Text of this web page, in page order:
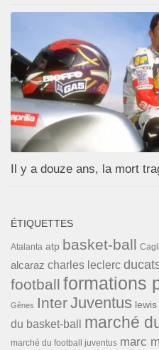
Il y a douze ans, la mort
ÉTIQUETTES
Atalanta atp basket-ball
alcaraz charles leclerc
football formations
Gênes InterJuventus
du basket-ball
marché
marché du football juventus marc